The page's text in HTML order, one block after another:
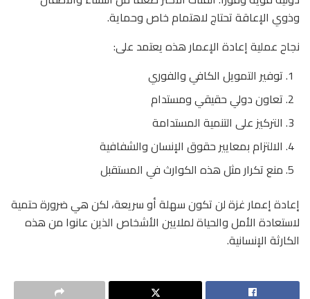
وذوي الإعاقة تحتاج لاهتمام خاص وحماية.
نجاح عملية إعادة الإعمار هذه يعتمد على:
توفير التمويل الكافي والفوري
تعاون دولي حقيقي ومستدام
التركيز على التنمية المستدامة
الالتزام بمعايير حقوق الإنسان والشفافية
منع تكرار مثل هذه الكوارث في المستقبل
إعادة إعمار غزة لن تكون سهلة أو سريعة، لكن هي ضرورة حتمية
لاستعادة الأمل والحياة لملايين الأشخاص الذين عانوا من هذه
الكارثة الإنسانية.